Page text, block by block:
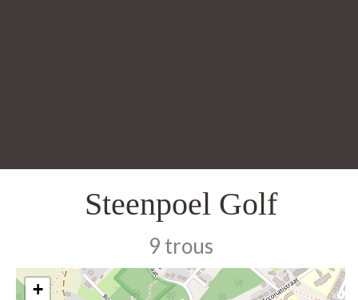
Steenpoel Golf
9 trous
+